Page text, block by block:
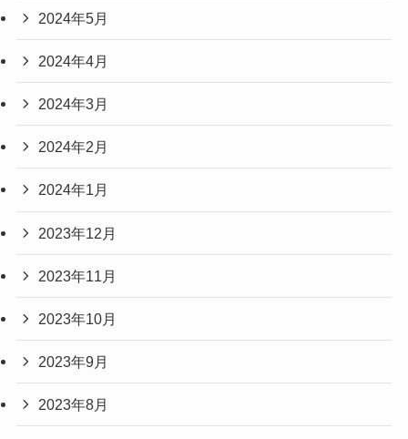
2024年5月
2024年4月
2024年3月
2024年2月
2024年1月
2023年12月
2023年11月
2023年10月
2023年9月
2023年8月